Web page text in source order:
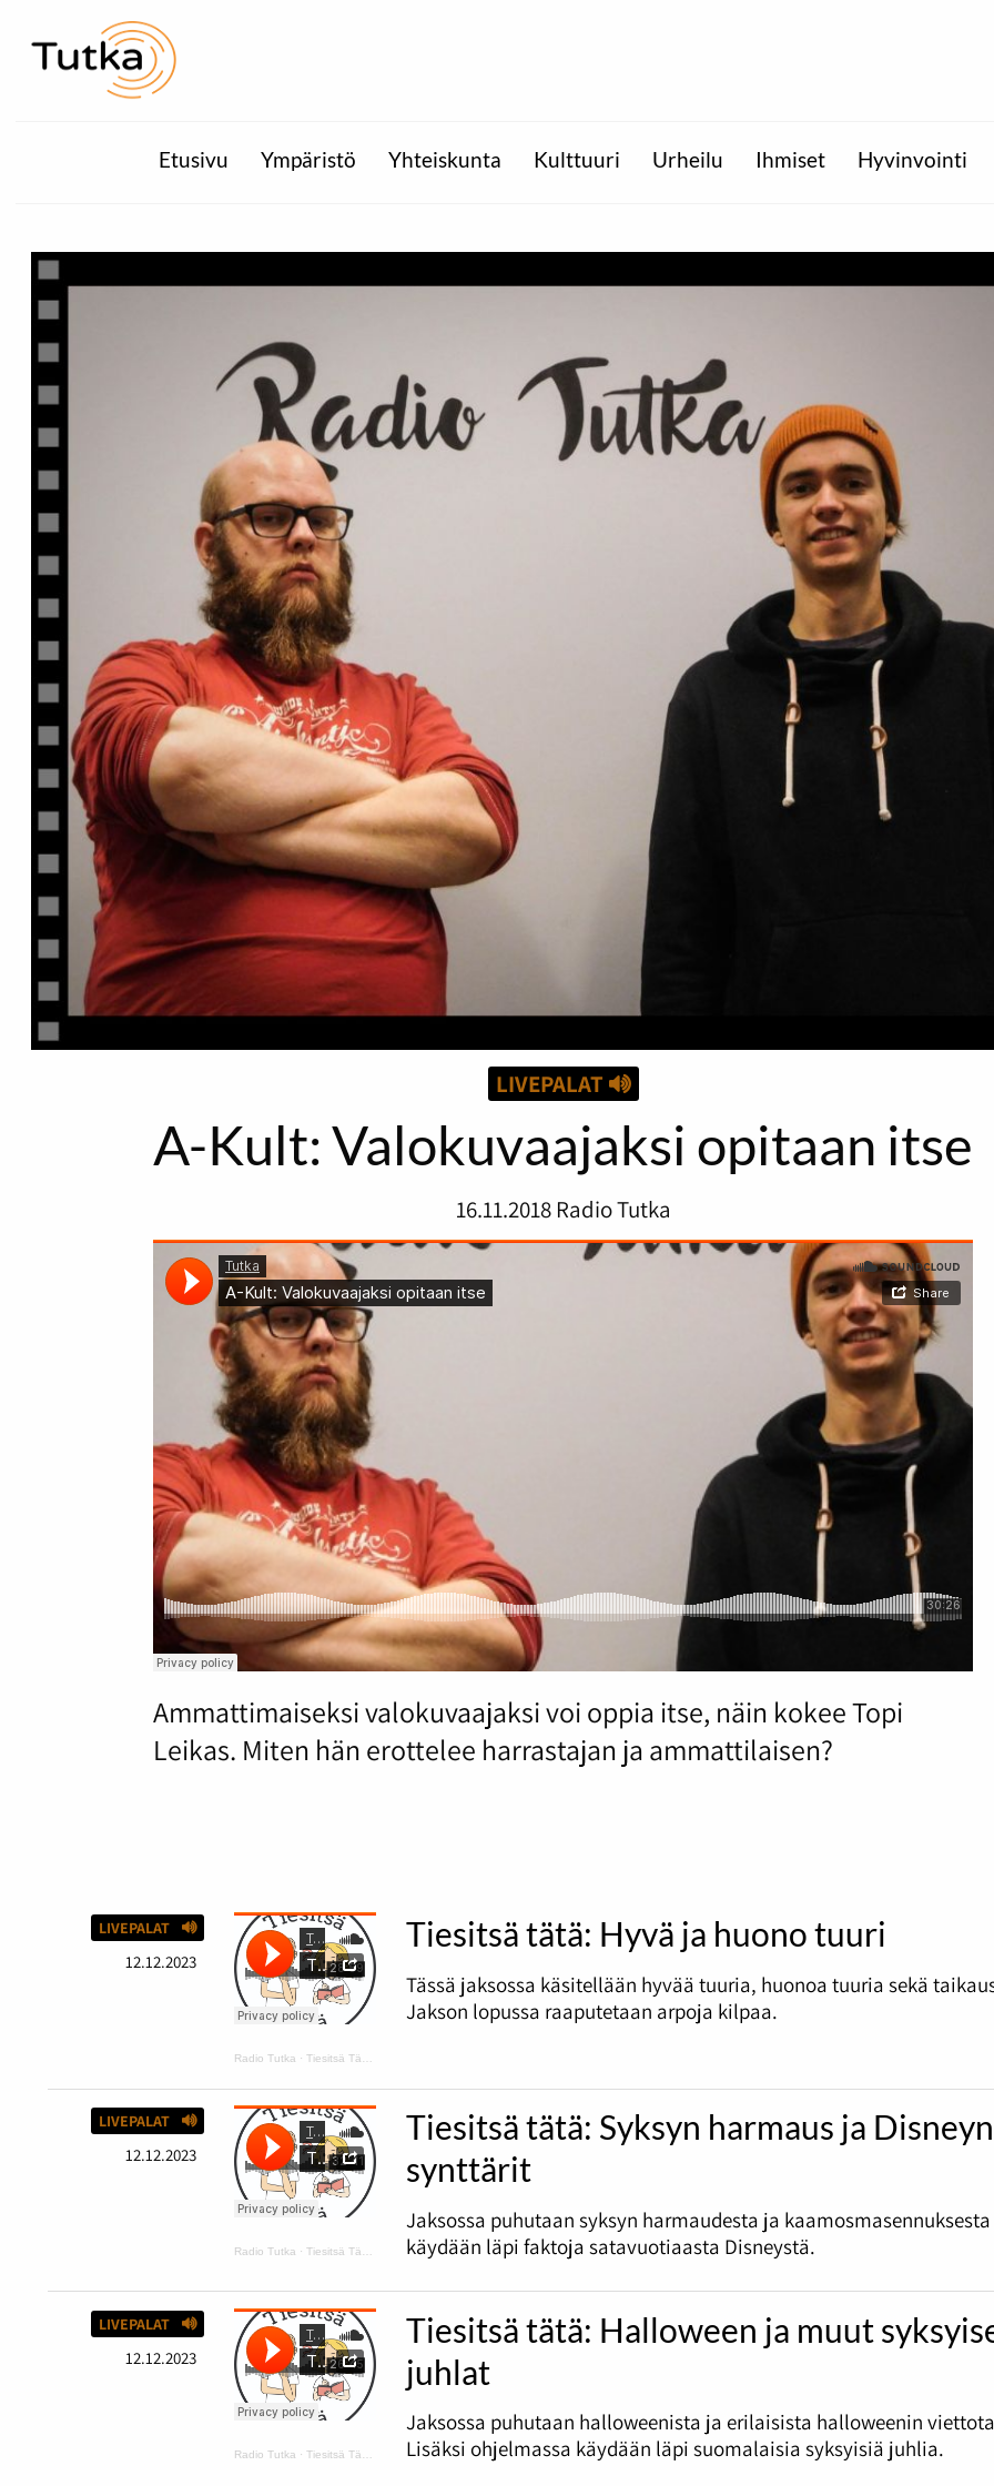
Etusivu Ympäristö Yhteiskunta Kulttuuri Urheilu Ihmiset Hyvinvointi
LIVEPALAT
A-Kult: Valokuvaajaksi opitaan itse
16.11.2018 Radio Tutka
Ammattimaiseksi valokuvaajaksi voi oppia itse, näin kokee Topi
Leikas. Miten hän erottelee harrastajan ja ammattilaisen?
LIVEPALAT
12.12.2023
Radio Tutka ·Tiesitsä Tätä: hyvä ja huono tuuri
Tiesitsä tätä: Hyvä ja huono tuuri
Tässä jaksossa käsitellään hyvää tuuria, huonoa tuuria sekä
Jakson lopussa raaputetaan arpoja kilpaa.
LIVEPALAT
12.12.2023
Radio Tutka ·Tiesitsä Tätä: harmaus ja Disneyn synttärit
Tiesitsä tätä: Syksyn harmaus ja Disneyn
synttärit
Jaksossa puhutaan syksyn harmaudesta ja kaamosmasennuksesta
käydään läpi faktoja satavuotiaasta Disneystä.
LIVEPALAT
12.12.2023
Radio Tutka ·Tiesitsä Tätä: Halloween
Tiesitsä tätä: Halloween ja muut
juhlat
Jaksossa puhutaan halloweenista ja erilaisista halloweenin
Lisäksi ohjelmassa käydään läpi suomalaisia syksyisiä juhlia.